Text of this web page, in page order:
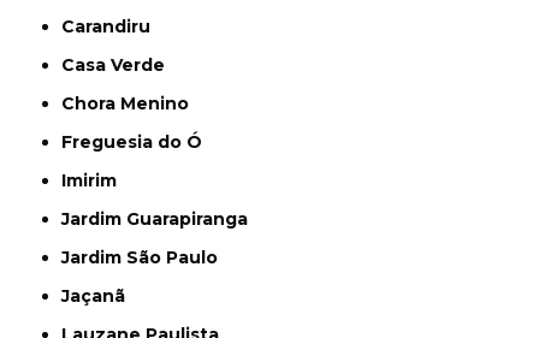
Carandiru
Casa Verde
Chora Menino
Freguesia do Ó
Imirim
Jardim Guarapiranga
Jardim São Paulo
Jaçanã